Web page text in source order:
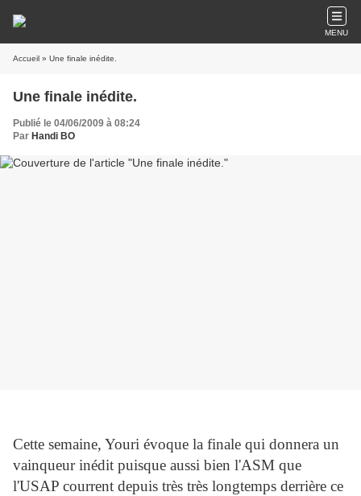
MENU
Accueil » Une finale inédite.
Une finale inédite.
Publié le 04/06/2009 à 08:24
Par Handi BO
Cette semaine, Youri évoque la finale qui donnera un
vainqueur inédit puisque aussi bien l'ASM que
l'USAP courrent depuis très très longtemps derrière ce